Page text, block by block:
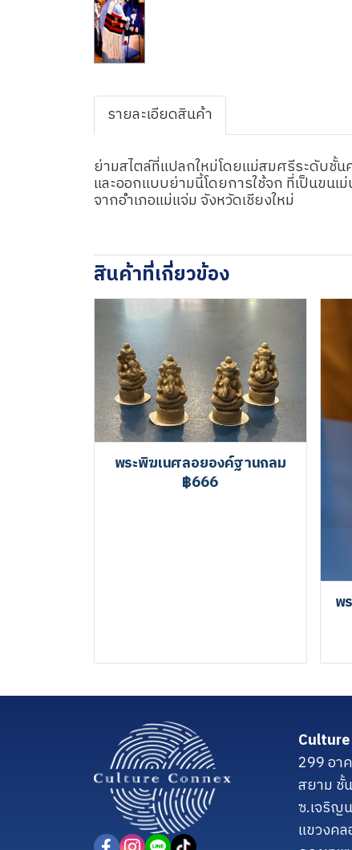
รายละเอียดสินค้า
ย่ามสไตล์ที่แปลกใหม่โดยแม่สมศรีระดับชั้
และออกแบบย่ามนี้โดยการใช้จก ที่เป็นขนเม่
จากอำเภอแม่แจ่ม จังหวัดเชียงใหม่
สินค้าที่เกี่ยวข้อง
พระพิฆเนศลอยองค์ฐานกลม
฿666
พ
299 อา
สยาม ชั้
ซ.เจริญ
แขวงค